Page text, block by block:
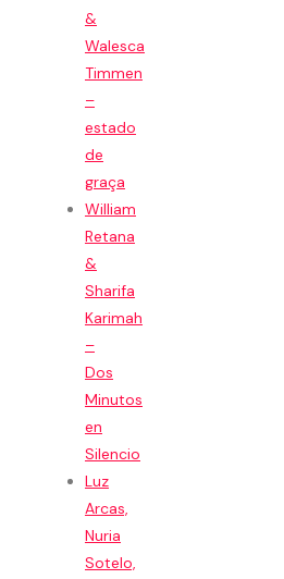
&
Walesca
Timmen
–
estado
de
graça
William
Retana
&
Sharifa
Karimah
–
Dos
Minutos
en
Silencio
Luz
Arcas,
Nuria
Sotelo,